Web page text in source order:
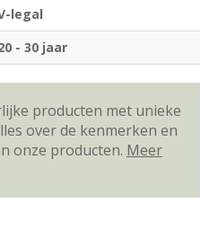
legal
- 30 jaar
producten met unieke
over de kenmerken en
onze producten. Meer